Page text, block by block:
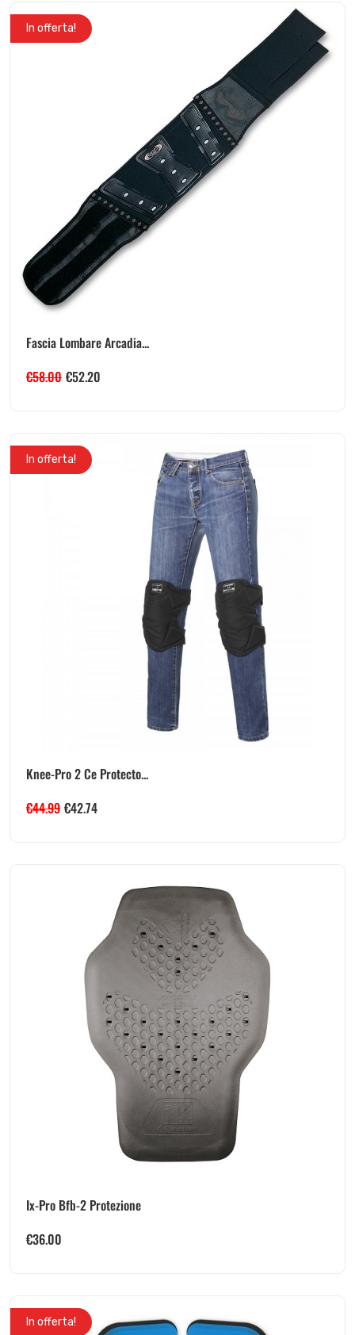
In offerta!
Fascia Lombare Arcadia...
€58.00 €52.20
In offerta!
Knee-Pro 2 Ce Protecto...
€44.99 €42.74
Ix-Pro Bfb-2 Protezione
€36.00
In offerta!